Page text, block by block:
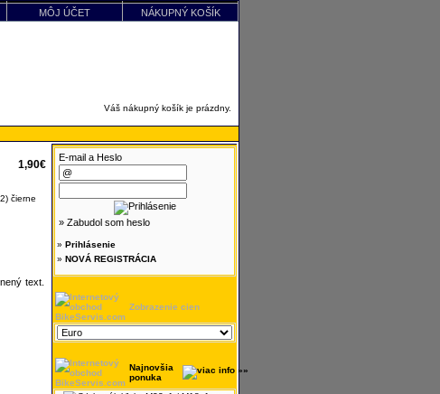
MÔJ ÚČET NÁKUPNÝ KOŠÍK
Váš nákupný košík je prázdny.
1,90€
text.
E-mail a Heslo
» Zabudol som heslo
» Prihlásenie
» NOVÁ REGISTRÁCIA
Zobrazenie cien
Najnovšia
ponuka